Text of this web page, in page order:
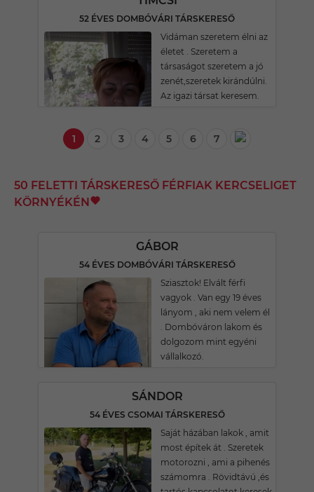
52 ÉVES DOMBÓVÁRI TÁRSKERESŐ
Vidáman szeretem élni az
életet . Szeretem a
társaságot szeretem a jó
zenét,szeretek kirándúlni.
Az igazi társat keresem.
1 2 3 4 5 6 7
50 FELETTI TÁRSKERESŐ FÉRFIAK KERCSELIGET
KÖRNYÉKÉN
GÁBOR
54 ÉVES DOMBÓVÁRI TÁRSKERESŐ
Sziasztok! Elvált férfi
vagyok . Van egy 19 éves
lányom , aki nem velem él
. Dombóváron lakom és
dolgozom mint egyéni
vállalkozó.
SÁNDOR
54 ÉVES CSOMAI TÁRSKERESŐ
Saját házában lakok , amit
most építek át . Szeretek
motorozni , ami a pihenés
számomra . Rövidtávú ,és